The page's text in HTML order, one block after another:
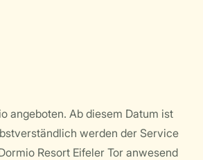
angeboten. Ab diesem Datum ist
werden der Service
Resort Eifeler Tor anwesend